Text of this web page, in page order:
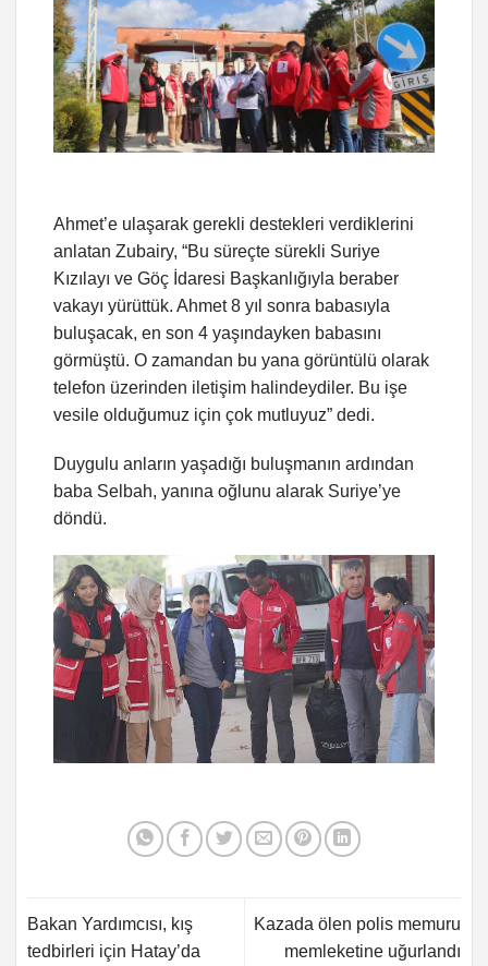
Ahmet’e ulaşarak gerekli destekleri verdiklerini
anlatan Zubairy, “Bu süreçte sürekli Suriye
Kızılayı ve Göç İdaresi Başkanlığıyla beraber
vakayı yürüttük. Ahmet 8 yıl sonra babasıyla
buluşacak, en son 4 yaşındayken babasını
görmüştü. O zamandan bu yana görüntülü olarak
telefon üzerinden iletişim halindeydiler. Bu işe
vesile olduğumuz için çok mutluyuz” dedi.
Duygulu anların yaşadığı buluşmanın ardından
baba Selbah, yanına oğlunu alarak Suriye’ye
döndü.
Bakan Yardımcısı, kış
tedbirleri için Hatay’da
Kazada ölen polis memuru
memleketine uğurlandı